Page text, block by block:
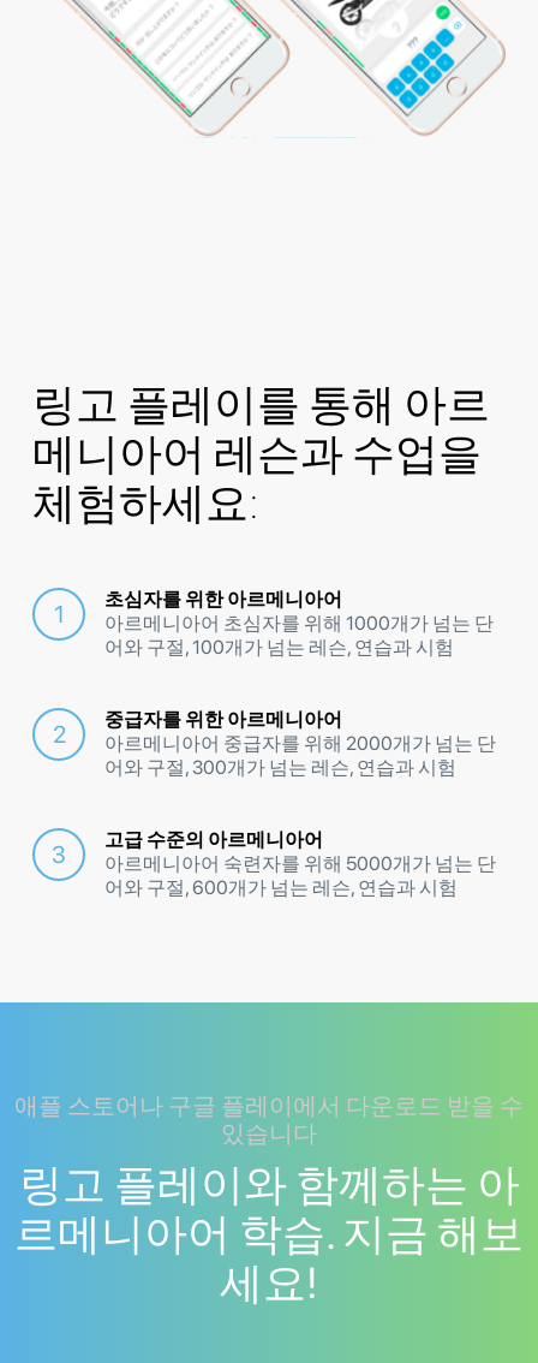
링고 플레이를 통해 아르
메니아어 레슨과 수업을
체험하세요:
초심자를 위한 아르메니아어
아르메니아어 초심자를 위해 1000개가 넘는 단
어와 구절, 100개가 넘는 레슨, 연습과 시험
중급자를 위한 아르메니아어
아르메니아어 중급자를 위해 2000개가 넘는 단
어와 구절, 300개가 넘는 레슨, 연습과 시험
고급 수준의 아르메니아어
아르메니아어 숙련자를 위해 5000개가 넘는 단
어와 구절, 600개가 넘는 레슨, 연습과 시험
애플 스토어나 구글 플레이에서 다운로드 받을 수
있습니다
링고 플레이와 함께하는 아
르메니아어 학습. 지금 해보
세요!